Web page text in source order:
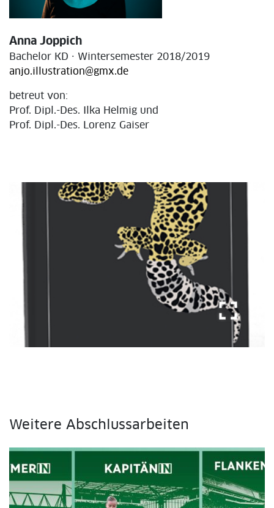
Anna Joppich
Bachelor KD · Wintersemester 2018/2019
anjo.illustration@gmx.de
betreut von:
Prof. Dipl.-Des. Ilka Helmig und
Prof. Dipl.-Des. Lorenz Gaiser
fullscreen
Weitere Abschlussarbeiten